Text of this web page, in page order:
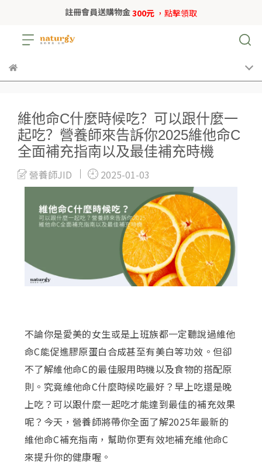
註冊會員送購物金300元 ，點擊領取
維他命C什麼時候吃？可以跟什麼一
起吃？營養師來告訴你2025維他命C
全面補充指南以及最佳補充時機
營養師JID 2025-01-03
不論你是愛美的女生或是上班族都一定聽說過維他
命C能促進膠原蛋白合成甚至有美白等功效。但卻
不了解維他命C的最佳服用時機以及食物的搭配原
則。究竟維他命C什麼時候吃最好？早上吃還是晚
上吃？可以跟什麼一起吃才能達到最佳的補充效果
呢？今天，營養師將帶你全面了解2025年最新的
維他命C補充指南，幫助你更有效地補充維他命C
來提升你的健康喔。